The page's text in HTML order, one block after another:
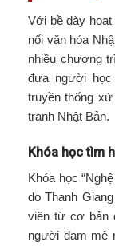
Với bề dày
nối văn hóa
nhiều chương
đưa người
truyền thống
tranh Nhật Bản.
Khóa học tìm
Khóa học
do Thanh
viên từ cơ bản
người đam mê